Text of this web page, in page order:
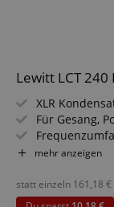
Lewitt LCT
XLR
Für Gesang,
Record-
Sparset
Mikrofonarm
mehr anzeigen
statt einzeln 161,18 €